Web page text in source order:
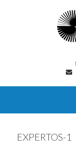
EXPERTOS-1